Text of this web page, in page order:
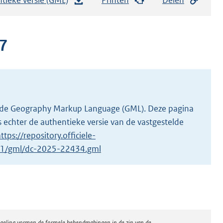
n
g
r
o
o
Markup Language (GML). Deze pagina
de authentieke versie van de vastgestelde
repository.officiele-
gml/dc-2025-22434.gml